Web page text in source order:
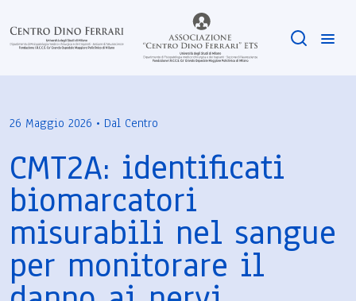
26 Maggio 2026 • Dal Centro
CMT2A: identificati
biomarcatori
misurabili nel sangue
per monitorare il